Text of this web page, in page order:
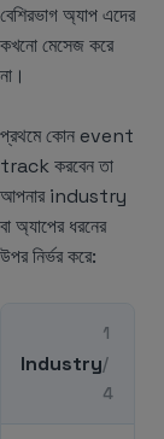
বেশিরভাগ অ্যাপ এদের
কখনো মেসেজ করে
না।
প্রথমে কোন event
track করবেন তা
আপনার industry
বা অ্যাপের ধরনের
উপর নির্ভর করে:
Industry
1
/
4